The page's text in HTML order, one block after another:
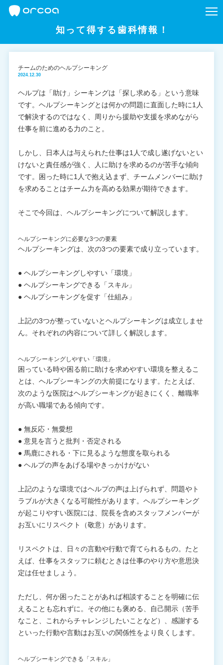
知って得する歯科情報！
チームのためのヘルプシーキング
2024.12.30
ヘルプは「助け」シーキングは「探し求める」という意味
です。ヘルプシーキングとは何かの問題に直面した時に1人
で解決するのではなく、周りから援助や支援を求めながら
仕事を前に進める力のこと。
しかし、日本人は与えられた仕事は1人で成し遂げないとい
けないと責任感が強く、人に助けを求めるのが苦手な傾向
です。困った時に1人で抱え込まず、チームメンバーに助け
を求めることはチーム力を高める効果が期待できます。
そこで今回は、ヘルプシーキングについて解説します。
ヘルプシーキングに必要な3つの要素
ヘルプシーキングは、次の3つの要素で成り立っています。
● ヘルプシーキングしやすい「環境」
● ヘルプシーキングできる「スキル」
● ヘルプシーキングを促す「仕組み」
上記の3つが整っていないとヘルプシーキングは成立しませ
ん。それぞれの内容について詳しく解説します。
ヘルプシーキングしやすい「環境」
困っている時や困る前に助けを求めやすい環境を整えるこ
とは、ヘルプシーキングの大前提になります。たとえば、
次のような医院はヘルプシーキングが起きにくく、離職率
が高い職場である傾向です。
● 無反応・無愛想
● 意見を言うと批判・否定される
● 馬鹿にされる・下に見るような態度を取られる
● ヘルプの声をあげる場やきっかけがない
上記のような環境ではヘルプの声は上げられず、問題やト
ラブルが大きくなる可能性があります。ヘルプシーキング
が起こりやすい医院には、院長を含めスタッフメンバーが
お互いにリスペクト（敬意）があります。
リスペクトは、日々の言動や行動で育てられるもの。たと
えば、仕事をスタッフに頼むときは仕事のやり方や意思決
定は任せましょう。
ただし、何か困ったことがあれば相談することを明確に伝
えることも忘れずに。その他にも褒める、自己開示（苦手
なこと、これからチャレンジしたいことなど）、感謝する
といった行動や言動はお互いの関係性をより良くします。
ヘルプシーキングできる「スキル」